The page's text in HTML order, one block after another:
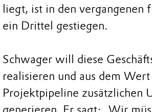
liegt, ist in den vergangenen
ein Drittel gestiegen.
Schwager will diese
realisieren und aus dem
Projektpipeline zusätzlichen